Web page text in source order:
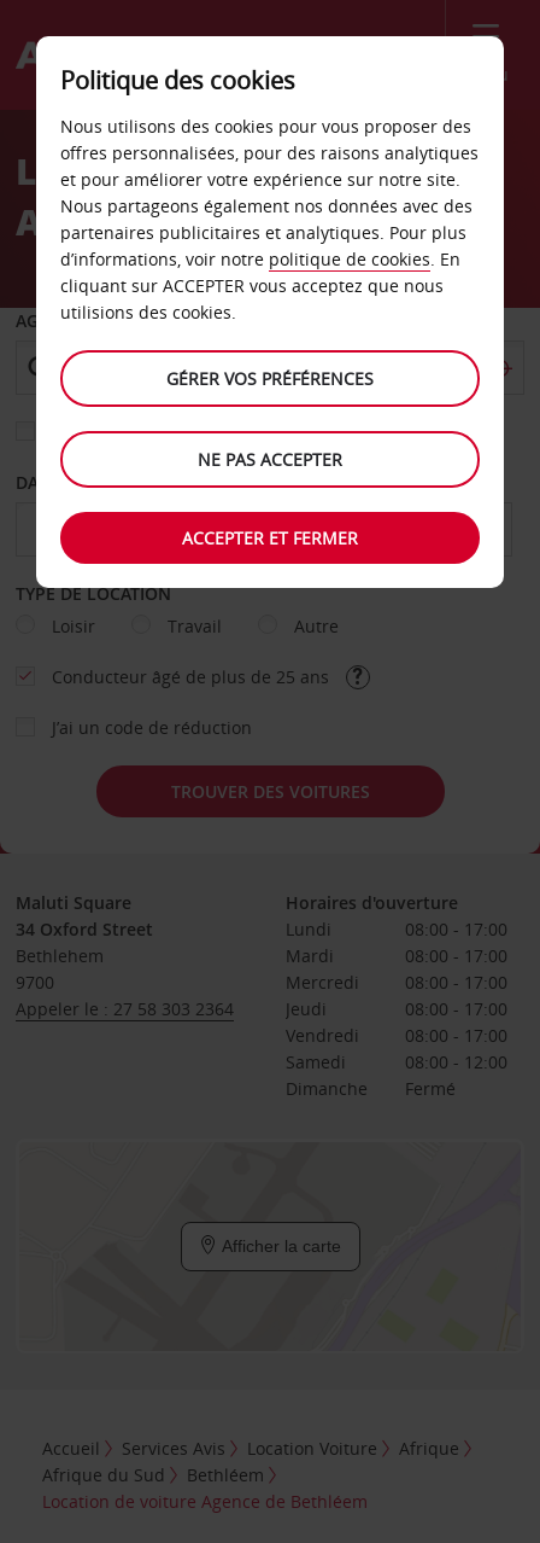
Menu
Welcome
AvisLocation de voiture
Agence de Bethléem
AGENCE DE DÉPART
Sélectionnez une autre agence de retour
DATE DE DÉPART DATE DE RETOUR
TYPE DE LOCATION
Loisir
Travail Autre
Conducteur âgé de plus de 25 ans
J’ai un code de réduction
TROUVER DES VOITURES
Maluti Square
34 Oxford Street
Bethlehem
9700
Appeler le : 27 58 303 2364
Horaires d'ouverture
Lundi
08:00 - 17:00
Mardi
08:00 - 17:00
Mercredi
08:00 - 17:00
Jeudi
08:00 - 17:00
Vendredi
08:00 - 17:00
Samedi
08:00 - 12:00
Dimanche
Fermé
Afficher la carte
Accueil Services Avis Location Voiture
Afrique
Afrique du Sud
Bethléem
Location de voiture Agence de Bethléem
Politique des cookies
Nous utilisons des cookies pour vous proposer des
offres personnalisées, pour des raisons analytiques
et pour améliorer votre expérience sur notre site.
Nous partageons également nos données avec des
partenaires publicitaires et analytiques. Pour plus
d’informations, voir notre politique de cookies. En
cliquant sur ACCEPTER vous acceptez que nous
utilisions des cookies.
GÉRER VOS PRÉFÉRENCES
NE PAS ACCEPTER
ACCEPTER ET FERMER